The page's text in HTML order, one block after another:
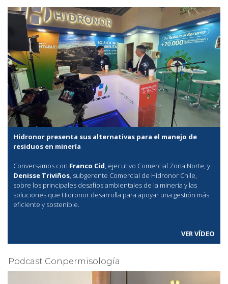
Hidronor presenta sus alternativas para el manejo de
residuos en minería
Conversamos con Franco Cid, ejecutivo Comercial Zona Norte, y
Denisse Triviños, subgerente Comercial de Hidronor Chile,
sobre los principales desafíos ambientales de la minería y las
soluciones que Hidronor desarrolla para apoyar una gestión más
eficiente y sostenible.
VER VÍDEO
Podcast Conpermisología